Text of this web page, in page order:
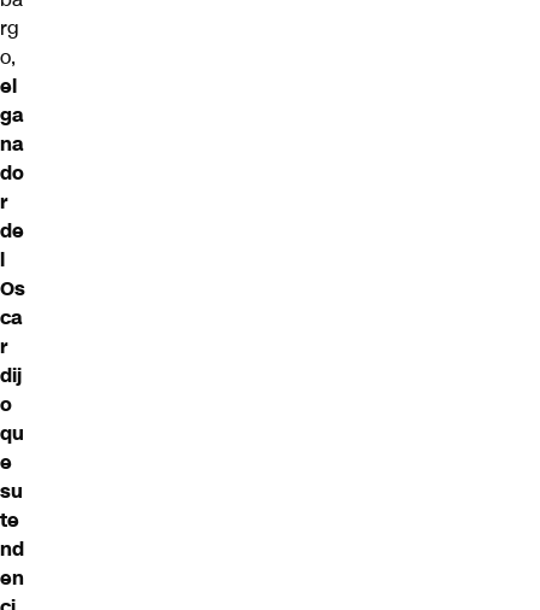
rg
o,
el
ga
na
do
r
de
l
Os
ca
r
dij
o
qu
e
su
te
nd
en